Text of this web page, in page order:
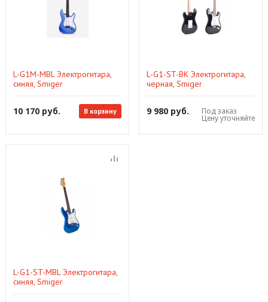
L-G1M-MBL Электрогитара,
синяя, Smiger
10 170 руб. В корзину
L-G1-ST-BK Электрогитара,
черная, Smiger
9 980 руб. Под заказ
Цену уточняйте
L-G1-ST-MBL Электрогитара,
синяя, Smiger